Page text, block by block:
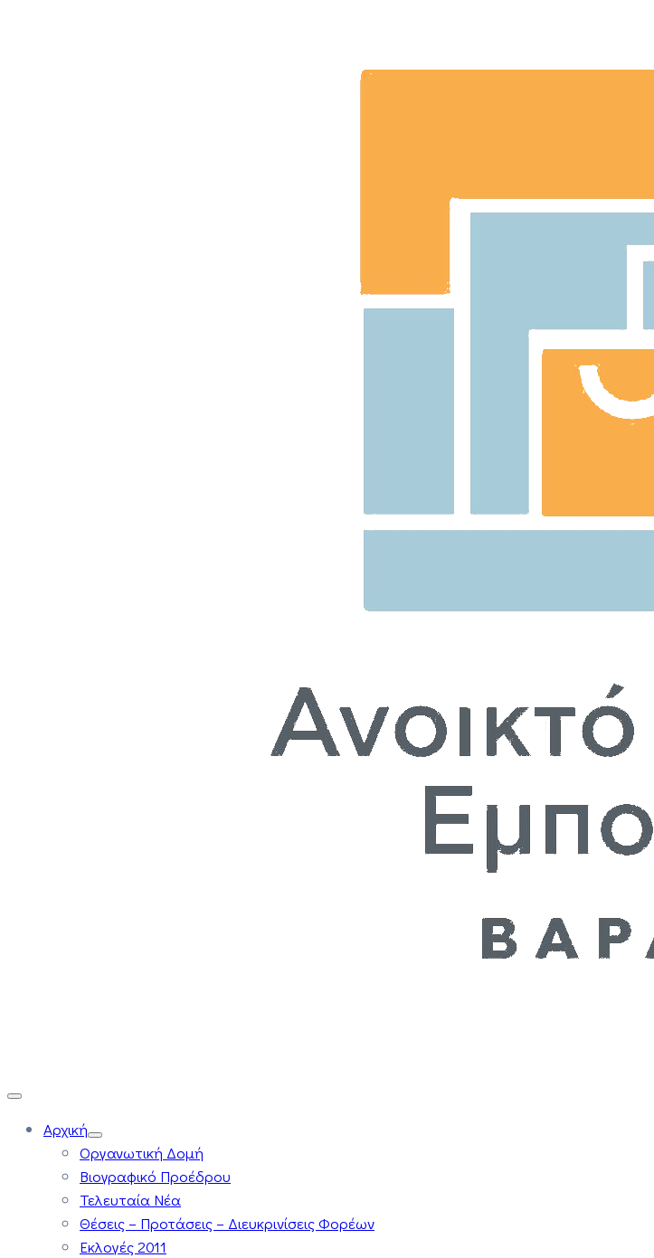
Αρχική
Οργανωτική Δομή
Βιογραφικό Προέδρου
Τελευταία Νέα
Θέσεις – Προτάσεις – Διευκρινίσεις Φορέων
Εκλογές 2011